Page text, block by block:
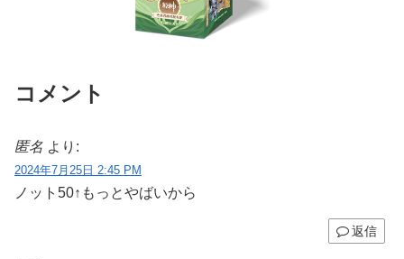
コメント
匿名 より:
2024年7月25日 2:45 PM
ノット50↑もっとやばいから
返信